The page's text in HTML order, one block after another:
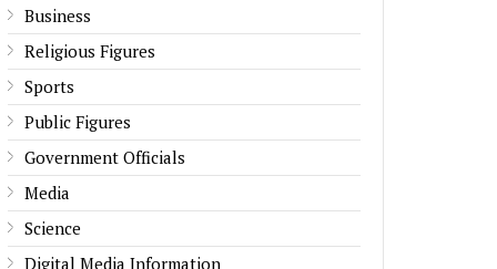
Business
Religious Figures
Sports
Public Figures
Government Officials
Media
Science
Digital Media Information